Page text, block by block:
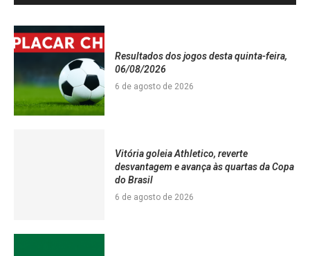
Resultados dos jogos desta quinta-feira,
06/08/2026
6 de agosto de 2026
Vitória goleia Athletico, reverte
desvantagem e avança às quartas da Copa
do Brasil
6 de agosto de 2026